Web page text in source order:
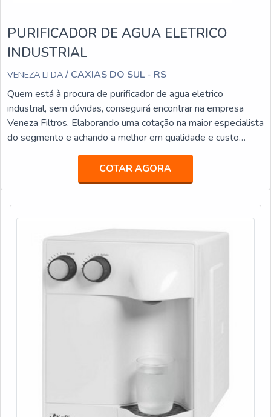
PURIFICADOR DE AGUA ELETRICO
INDUSTRIAL
VENEZA LTDA / CAXIAS DO SUL - RS
Quem está à procura de purificador de agua eletrico
industrial, sem dúvidas, conseguirá encontrar na empresa
Veneza Filtros. Elaborando uma cotação na maior especialista
do segmento e achando a melhor em qualidade e custo
benefício.ALGUNS DETALHES SOBRE PURIFICADOR DE
AGUA ELETRICO INDUSTRIALSe alguém pesquisar
purificador de agua eletrico industrial em uma empresa
bebedouro de pr...
COTAR AGORA